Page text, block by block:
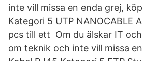
inte vill missa en enda grej,
Kategori 5 UTP NANOCABLE
pcs till ett Om du älskar IT
om teknik och inte vill missa